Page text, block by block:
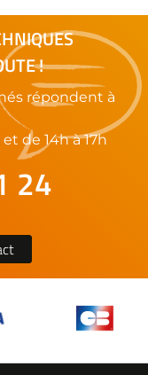
!
répondent à
de 14h à 17h
24